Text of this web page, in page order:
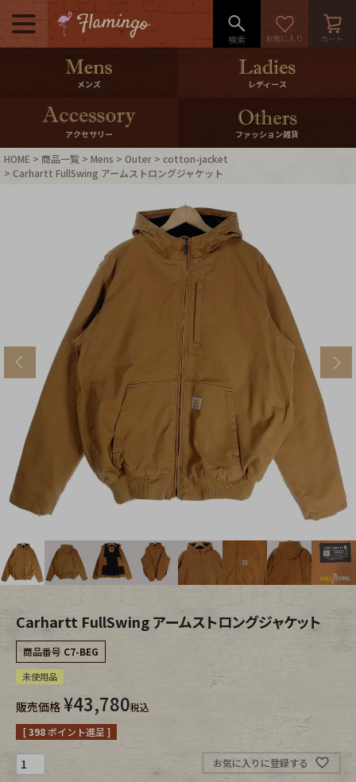
メニュー
500pt＆10％Offクーポンプレゼン
10％0ffクーポンプレゼント
ログイン・会員登録 LINE ID連携
マイページ
ご利用ガイド International Shipping
店舗紹介
ブランドから探す スタッフコーディネート
年代から探す
メンズ商品カテゴリーから探す
Bottoms Fafatt
レディース商品カテゴリーから探す
Tops Bottoms
Outer
メンズ レディース
アクセサリー ファッション雑貨
HOME 商品一覧 Mens Outer
cotton-jacket
Carhartt FullSwing アームストロングジャケット
Carhartt FullSwing アームストロングジャケット
商品番号 C7-BEG
未使用品
販売価格 ¥43,780税込
[398ポイント進呈 ]
お気に入りに登録する